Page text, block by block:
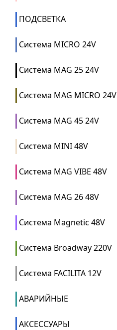
ПОДСВЕТКА
Система MICRO 24V
Система MAG 25 24V
Система MAG MICRO 24V
Система MAG 45 24V
Система MINI 48V
Система MAG VIBE 48V
Система MAG 26 48V
Система Magnetic 48V
Система Broadway 220V
Система FACILITA 12V
АВАРИЙНЫЕ
АКСЕССУАРЫ